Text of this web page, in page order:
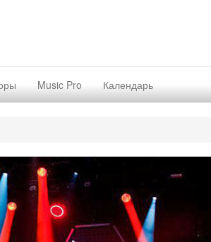
Music Pro Календарь